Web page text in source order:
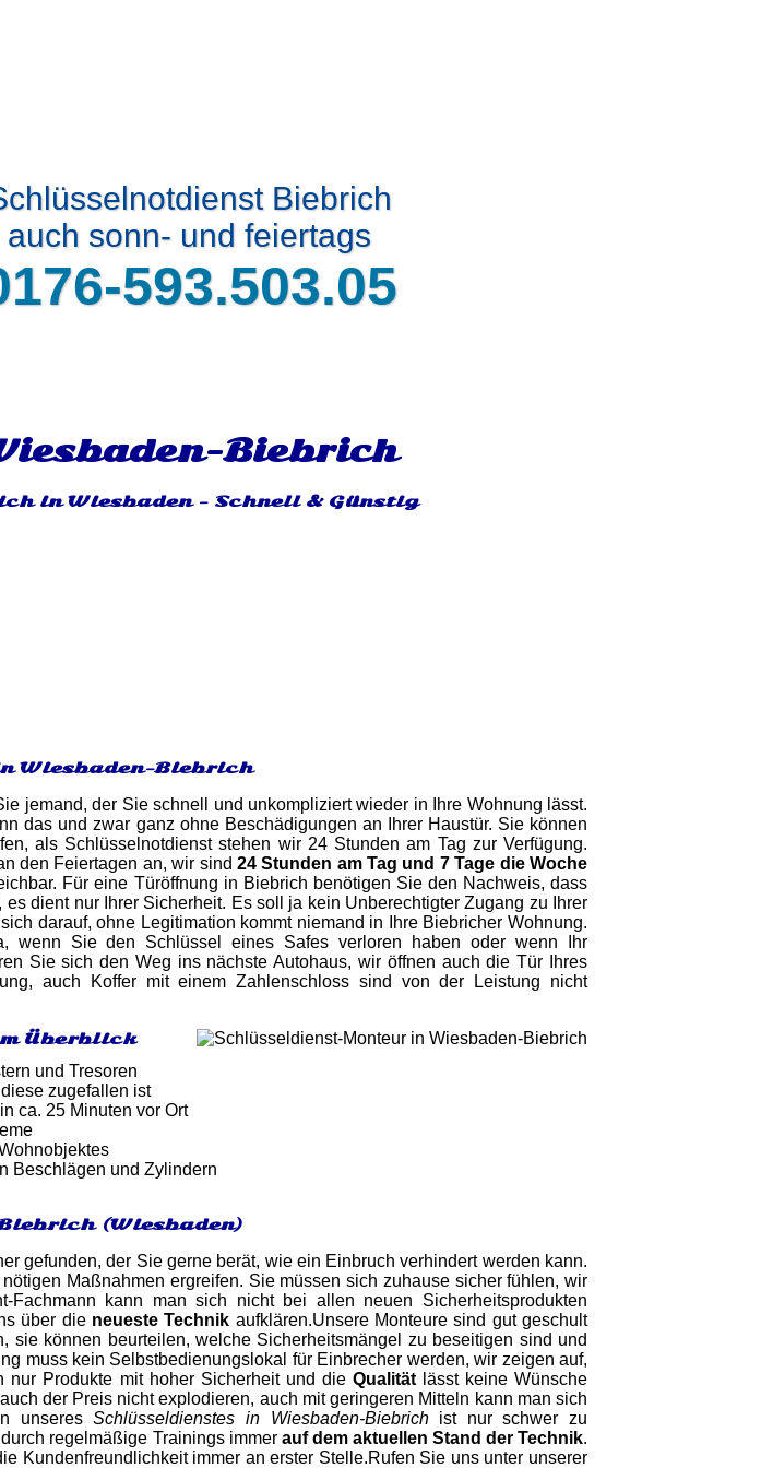
Biebrich
auch sonn- und feiertags
593.503.05
Biebrich
in Wiesbaden - Schnell & Günstig
Wiesbaden-Biebrich
jemand, der Sie schnell und unkompliziert wieder in Ihre Wohnung lässt.
das und zwar ganz ohne Beschädigungen an Ihrer Haustür. Sie können
als Schlüsselnotdienst stehen wir 24 Stunden am Tag zur Verfügung.
den Feiertagen an, wir sind 24 Stunden am Tag und 7 Tage die Woche
Für eine Türöffnung in Biebrich benötigen Sie den Nachweis, dass
dient nur Ihrer Sicherheit. Es soll ja kein Unberechtigter Zugang zu Ihrer
darauf, ohne Legitimation kommt niemand in Ihre Biebricher Wohnung.
wenn Sie den Schlüssel eines Safes verloren haben oder wenn Ihr
Sie sich den Weg ins nächste Autohaus, wir öffnen auch die Tür Ihres
auch Koffer mit einem Zahlenschloss sind von der Leistung nicht
Überblick
und Tresoren
zugefallen ist
ca. 25 Minuten vor Ort
Beschlägen und Zylindern
(Wiesbaden)
gefunden, der Sie gerne berät, wie ein Einbruch verhindert werden kann.
Maßnahmen ergreifen. Sie müssen sich zuhause sicher fühlen, wir
kann man sich nicht bei allen neuen Sicherheitsprodukten
über die neueste Technik aufklären.Unsere Monteure sind gut geschult
sie können beurteilen, welche Sicherheitsmängel zu beseitigen sind und
muss kein Selbstbedienungslokal für Einbrecher werden, wir zeigen auf,
Produkte mit hoher Sicherheit und die Qualitätlässt keine Wünsche
der Preis nicht explodieren, auch mit geringeren Mitteln kann man sich
unseresSchlüsseldienstes in Wiesbaden-Biebrichist nur schwer zu
regelmäßige Trainings immer auf dem aktuellen Stand der Technik.
Kundenfreundlichkeit immer an erster Stelle.Rufen Sie uns unter unserer